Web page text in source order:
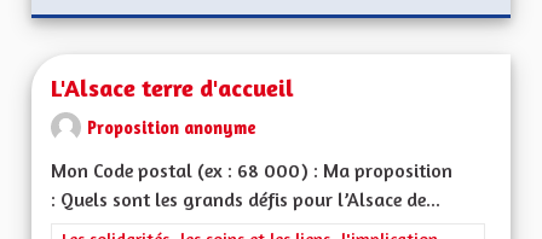
L'Alsace terre d'accueil
Proposition anonyme
Mon Code postal (ex : 68 000) : Ma proposition
: Quels sont les grands défis pour l’Alsace de...